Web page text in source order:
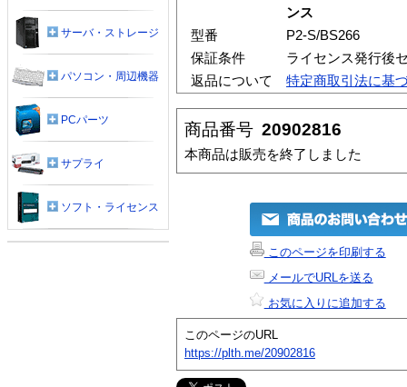
ンス
型番
P2-S/BS266
保証条件
ライセンス発行後
返品について
特定商取引法に基
商品番号 20902816
本商品は販売を終了しました
このページを印刷する
メールでURLを送る
お気に入りに追加する
このページのURL
https://plth.me/20902816
サーバ・ストレージ
パソコン・周辺機器
PCパーツ
サプライ
ソフト・ライセンス